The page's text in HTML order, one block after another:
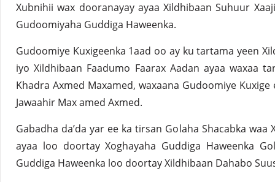
Xubnihii wax dooranayay ayaa Xildhibaan Suhuur
Gudoomiyaha Guddiga Haweenka.
Gudoomiye Kuxigeenka 1aad oo ay ku tartama yeen
iyo Xildhibaan Faadumo Faarax Aadan ayaa waxaa
Khadra Axmed Maxamed, waxaana Gudoomiye
Jawaahir Max amed Axmed.
Gabadha da’da yar ee ka tirsan Golaha Shacabka waa
ayaa loo doortay Xoghayaha Guddiga Haweenka
Guddiga Haweenka loo doortay Xildhibaan Dahabo